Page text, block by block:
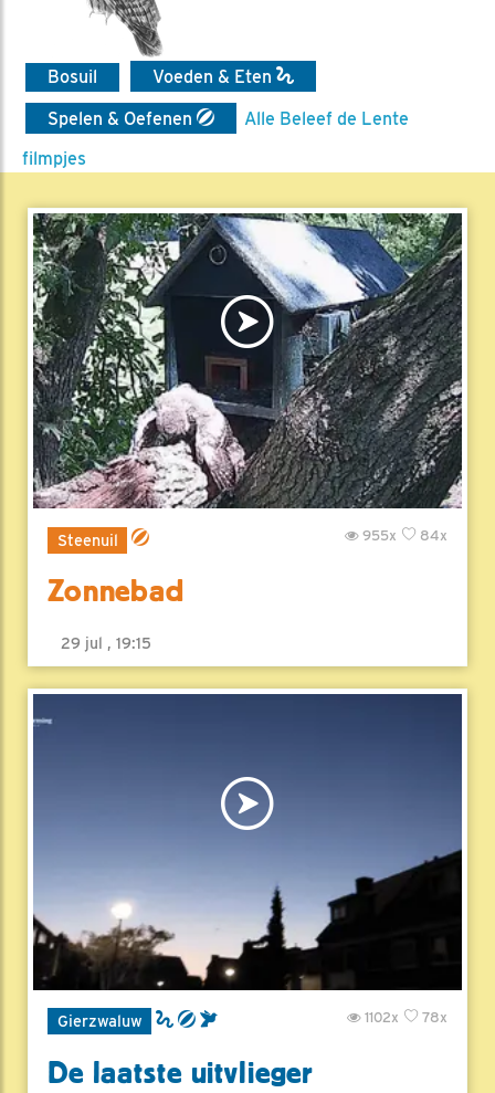
Bosuil
Voeden & Eten
Spelen & Oefenen
Alle Beleef de Lente
filmpjes
Steenuil 84x
955x
Zonnebad
29 jul , 19:15
Gierzwaluw 78x
1102x
De laatste uitvlieger